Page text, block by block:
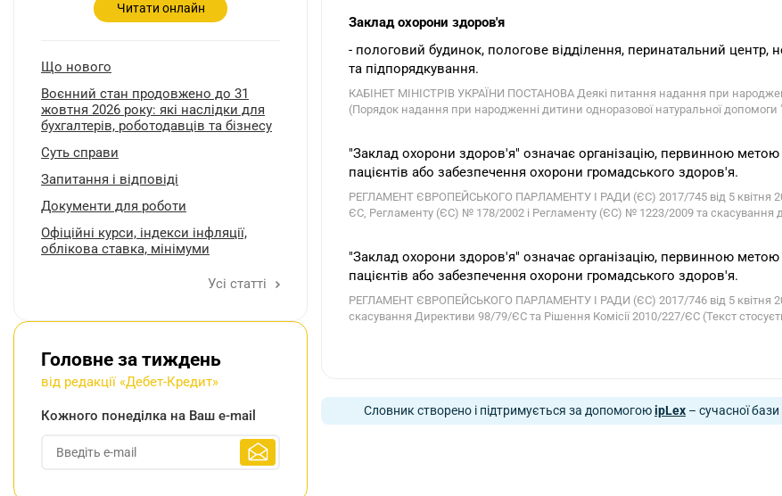
Заклад охорони здоров'я
- пологовий будинок, пологове відділення, перинатальний
та підпорядкування.
КАБІНЕТ МІНІСТРІВ УКРАЇНИ ПОСТАНОВА Деякі питання надання при
(Порядок надання при народженні дитини одноразової натуральної
"Заклад охорони здоров'я" означає організацію, первинною метою
пацієнтів або забезпечення охорони громадського здоров'я.
РЕГЛАМЕНТ ЄВРОПЕЙСЬКОГО ПАРЛАМЕНТУ І РАДИ (ЄС) 2017/745 від 5 квітня
ЄС, Регламенту (ЄС) № 178/2002 і Регламенту (ЄС) № 1223/2009 та скасування
"Заклад охорони здоров'я" означає організацію, первинною метою
пацієнтів або забезпечення охорони громадського здоров'я.
РЕГЛАМЕНТ ЄВРОПЕЙСЬКОГО ПАРЛАМЕНТУ І РАДИ (ЄС) 2017/746 від 5 квітня
скасування Директиви 98/79/ЄС та Рішення Комісії 2010/227/ЄС (Текст
Словник створено і підтримується за допомогоюipLex – сучасної
Читати онлайн
Що нового
Воєнний стан продовжено до 31
жовтня 2026 року: які наслідки для
бухгалтерів, роботодавців та бізнесу
Суть справи
Запитання і відповіді
Документи для роботи
Oфіційні курси, індекcи інфляції,
облікова ставка, мінімуми
Усі статті
Головне за тиждень
від редакції «Дебет-Кредит»
Кожного понеділка на Ваш e-mail